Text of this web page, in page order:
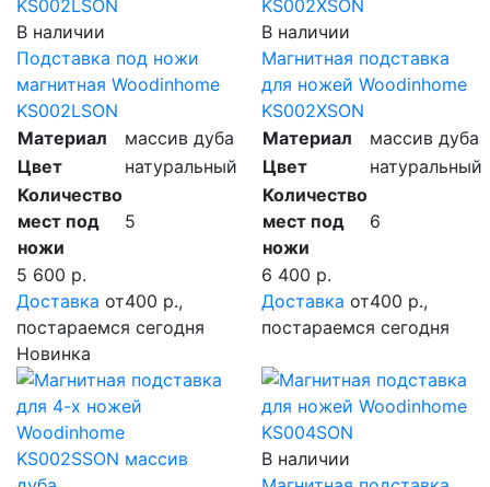
В наличии
Подставка под ножи
магнитная Woodinhome
KS002LSON
Материал
массив дуба
Цвет
натуральный
Количество
мест под
ножи
5
5 600 р.
Доставка от400 р.,
постараемся сегодня
Новинка
В наличии
Магнитная подставка
для ножей Woodinhome
KS002XSON
Материал
массив дуба
Цвет
натуральный
Количество
мест под
ножи
6
6 400 р.
Доставка от400 р.,
постараемся сегодня
В наличии